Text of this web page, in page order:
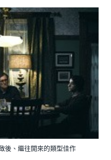
後、繼往開來的類型佳作